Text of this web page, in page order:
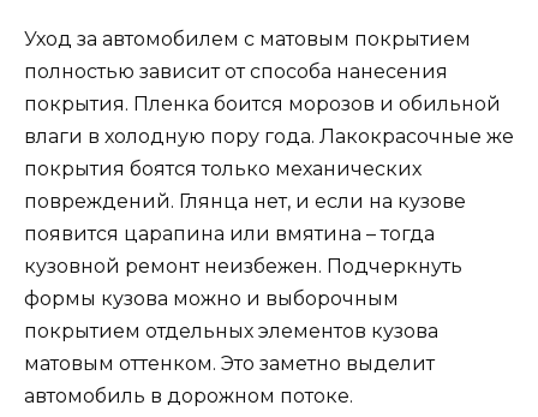
Уход за автомобилем с матовым покрытием
полностью зависит от способа нанесения
покрытия. Пленка боится морозов и обильной
влаги в холодную пору года. Лакокрасочные же
покрытия боятся только механических
повреждений. Глянца нет, и если на кузове
появится царапина или вмятина – тогда
кузовной ремонт неизбежен. Подчеркнуть
формы кузова можно и выборочным
покрытием отдельных элементов кузова
матовым оттенком. Это заметно выделит
автомобиль в дорожном потоке.